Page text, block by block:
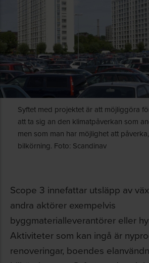
Syftet med projektet är att möjliggöra
att ta sig an den klimatpåverkan som
men som man har möjlighet att
bilkörning. Foto: Scandinav
Scope 3 innefattar utsläpp av
andra aktörer exempelvis
byggmaterialleverantörer eller
Aktiviteter som kan ingå är
renoveringar, boendes